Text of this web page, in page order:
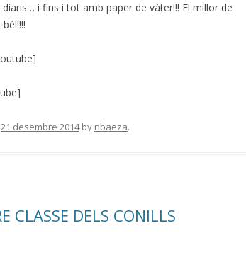
i fins i tot amb paper de vàter!!! El millor de
21 desembre 2014by nbaeza.
CLASSE DELS CONILLS